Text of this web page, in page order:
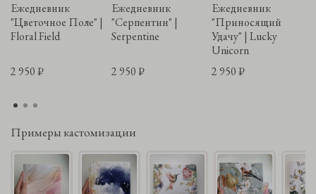
Ежедневник
"Цветочное Поле" |
Floral Field
2 950 ₽
Ежедневник
"Серпентин" |
Serpentine
2 950 ₽
Ежедневник
"Приносящий
Удачу" | Lucky
Unicorn
2 950 ₽
Примеры кастомизации